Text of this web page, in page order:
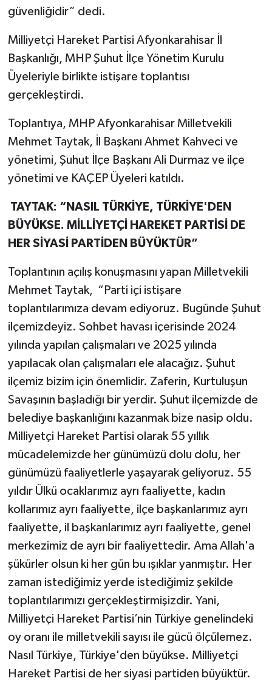
güvenliğidir” dedi.
Milliyetçi Hareket Partisi Afyonkarahisar İl
Başkanlığı, MHP Şuhut İlçe Yönetim Kurulu
Üyeleriyle birlikte istişare toplantısı
gerçekleştirdi.
Toplantıya, MHP Afyonkarahisar Milletvekili
Mehmet Taytak, İl Başkanı Ahmet Kahveci ve
yönetimi, Şuhut İlçe Başkanı Ali Durmaz ve ilçe
yönetimi ve KAÇEP Üyeleri katıldı.
TAYTAK: “NASIL TÜRKİYE, TÜRKİYE'DEN
BÜYÜKSE. MİLLİYETÇİ HAREKET PARTİSİ DE
HER SİYASİ PARTİDEN BÜYÜKTÜR”
Toplantının açılış konuşmasını yapan Milletvekili
Mehmet Taytak, “Parti içi istişare
toplantılarımıza devam ediyoruz. Bugünde Şuhut
ilçemizdeyiz. Sohbet havası içerisinde 2024
yılında yapılan çalışmaları ve 2025 yılında
yapılacak olan çalışmaları ele alacağız. Şuhut
ilçemiz bizim için önemlidir. Zaferin, Kurtuluşun
Savaşının başladığı bir yerdir. Şuhut ilçemizde de
belediye başkanlığını kazanmak bize nasip oldu.
Milliyetçi Hareket Partisi olarak 55 yıllık
mücadelemizde her günümüzü dolu dolu, her
günümüzü faaliyetlerle yaşayarak geliyoruz. 55
yıldır Ülkü ocaklarımız ayrı faaliyette, kadın
kollarımız ayrı faaliyette, ilçe başkanlarımız ayrı
faaliyette, il başkanlarımız ayrı faaliyette, genel
merkezimiz de ayrı bir faaliyettedir. Ama Allah'a
şükürler olsun ki her gün bu ışıklar yanmıştır. Her
zaman istediğimiz yerde istediğimiz şekilde
toplantılarımızı gerçekleştirmişizdir. Yani,
Milliyetçi Hareket Partisi’nin Türkiye genelindeki
oy oranı ile milletvekili sayısı ile gücü ölçülemez.
Nasıl Türkiye, Türkiye'den büyükse. Milliyetçi
Hareket Partisi de her siyasi partiden büyüktür.